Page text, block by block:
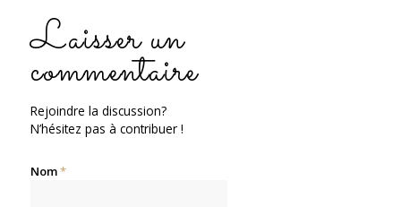
Laisser un
commentaire
Rejoindre la discussion?
N’hésitez pas à contribuer !
Nom*